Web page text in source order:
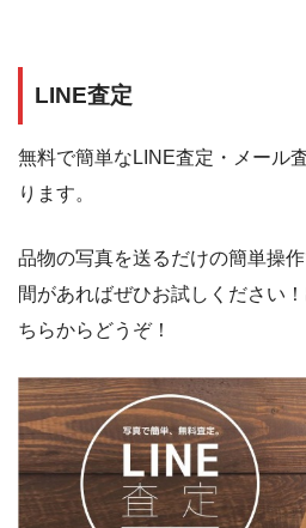
LINE査定
無料で簡単なLINE査定・メール
ります。
品物の写真を送るだけの簡単操
間があればぜひお試しください
ちらからどうぞ！